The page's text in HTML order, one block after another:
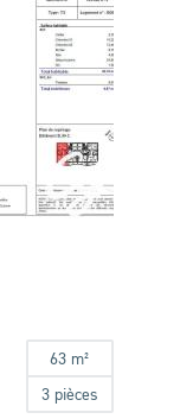
63 m²
3 pièces